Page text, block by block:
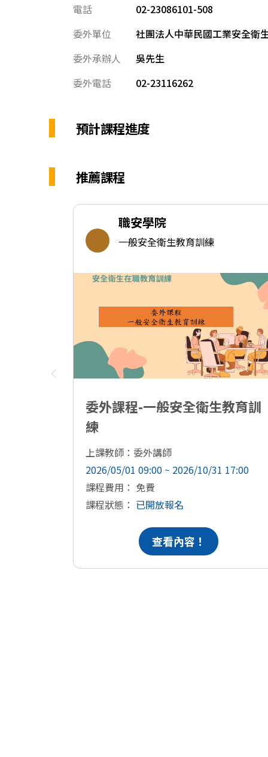
電話
02-23086101-508
委外單位
社團法人中華民國工業安全衛
委外承辦人
吳先生
委外電話
02-23116262
預計課程進度
推薦課程
職安學院
一般安全衛生教育訓練
委外課程-一般安全衛生教育訓
練
上課教師：委外講師
2026/05/01 09:00 ~ 2026/10/31 17:00
課程費用： 免費
課程狀態： 已開放報名
查看內容！